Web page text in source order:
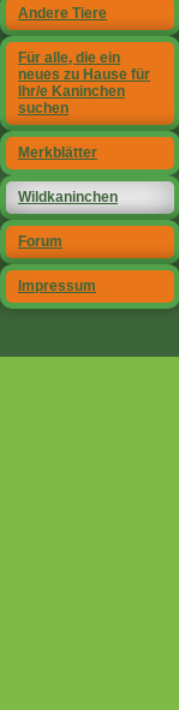
Andere Tiere
Für alle, die ein
neues zu Hause für
Ihr/e Kaninchen
suchen
Merkblätter
Wildkaninchen
Forum
Impressum